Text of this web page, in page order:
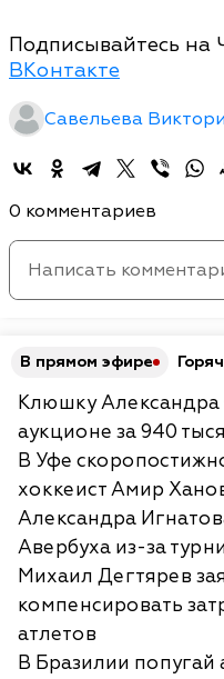
Подписывайтесь на
ВКонтакте
Савельева
0 комментариев
В прямом эфире
Клюшку
аукционе за 940
В Уфе
хоккеист Амир
Александра
Авербуха из-за
Михаил Дегтярев
компенсировать
атлетов
В Бразилии попугай